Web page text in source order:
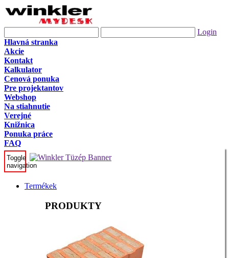
Login
Hlavná stranka
Akcie
Kontakt
Kalkulator
Cenová ponuka
Pre projektantov
Webshop
Na stiahnutie
Verejné
Knižnica
Ponuka práce
FAQ
Toggle
navigation
Termékek
PRODUKTY